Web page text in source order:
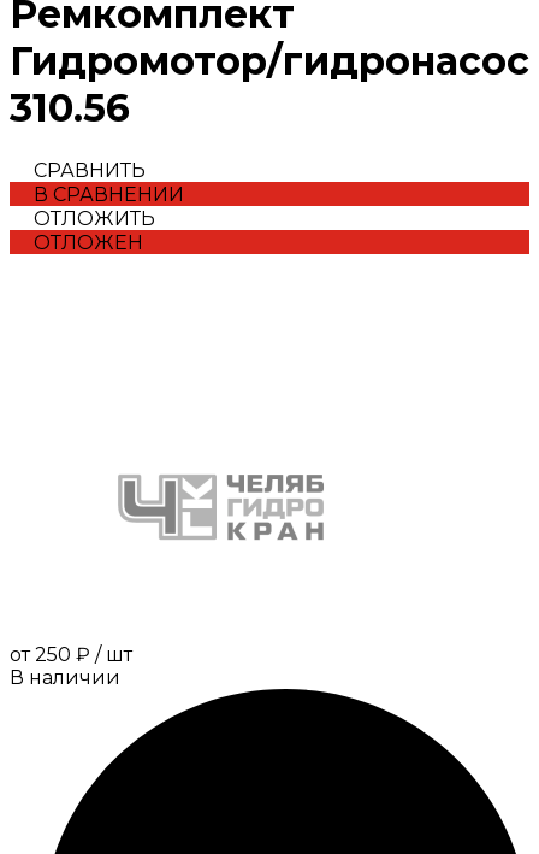
Ремкомплект
Гидромотор/гидронасос
310.56
СРАВНИТЬ
В СРАВНЕНИИ
ОТЛОЖИТЬ
ОТЛОЖЕН
от 250 ₽ / шт
В наличии